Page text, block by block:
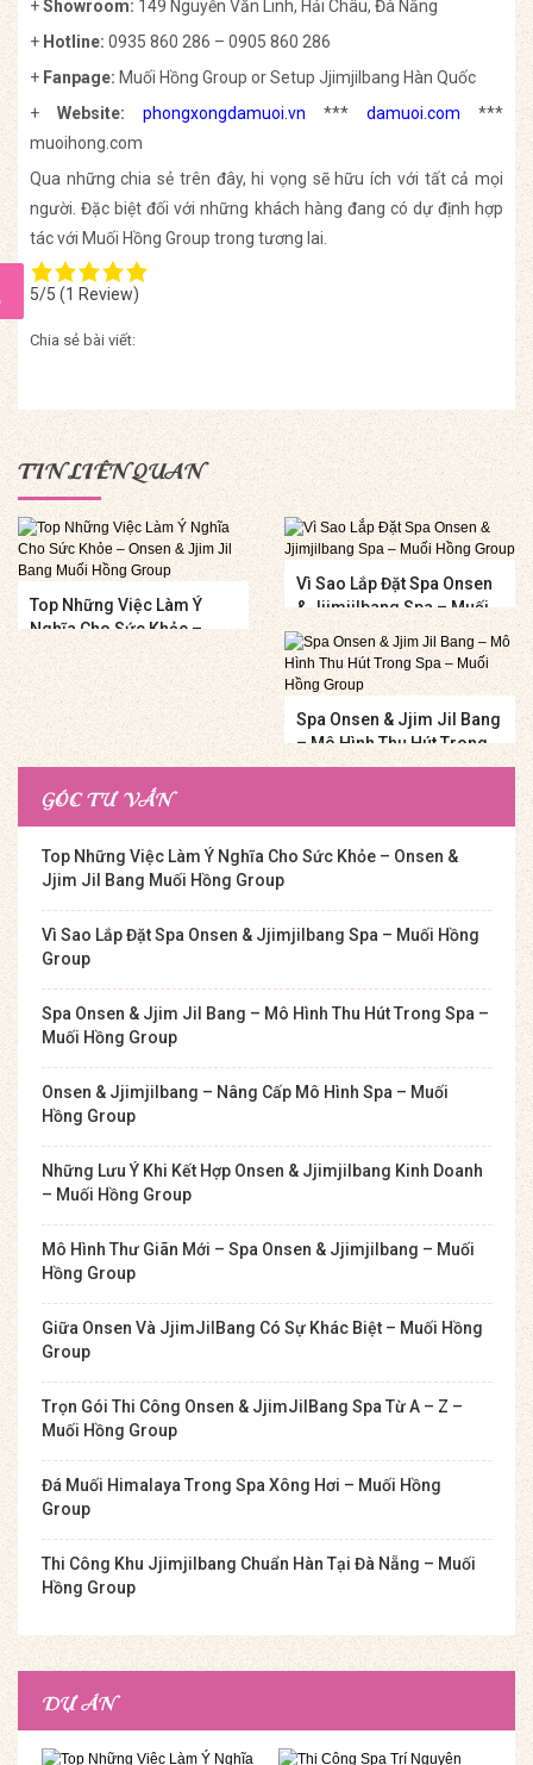
+Showroom: 149 Nguyễn Văn Linh, Hải Châu, Đà Nẵng
+ Hotline: 0935 860 286 – 0905 860 286
+ Fanpage: Muối Hồng Group or Setup Jjimjilbang Hàn Quốc
+ Website: phongxongdamuoi.vn *** damuoi.com ***
muoihong.com
Qua những chia sẻ trên đây, hi vọng sẽ hữu ích với tất cả mọi
người. Đặc biệt đối với những khách hàng đang có dự định hợp
tác với Muối Hồng Group trong tương lai.
5/5 (1 Review)
Chia sẻ bài viết:
TIN LIÊN QUAN
Top Những Việc Làm Ý
Nghĩa Cho Sức Khỏe –
Onsen & Jjim Jil Bang
Muối Hồng Group
Vì Sao Lắp Đặt Spa Onsen
& Jjimjilbang Spa – Muối
Hồng Group
Spa Onsen & Jjim Jil Bang
– Mô Hình Thu Hút Trong
Spa – Muối Hồng Group
GÓC TƯ VẤN
Top Những Việc Làm Ý Nghĩa Cho Sức Khỏe – Onsen &
Jjim Jil Bang Muối Hồng Group
Vì Sao Lắp Đặt Spa Onsen & Jjimjilbang Spa – Muối Hồng
Group
Spa Onsen & Jjim Jil Bang – Mô Hình Thu Hút Trong Spa –
Muối Hồng Group
Onsen & Jjimjilbang – Nâng Cấp Mô Hình Spa – Muối
Hồng Group
Những Lưu Ý Khi Kết Hợp Onsen & Jjimjilbang Kinh Doanh
– Muối Hồng Group
Mô Hình Thư Giãn Mới – Spa Onsen & Jjimjilbang – Muối
Hồng Group
Giữa Onsen Và JjimJilBang Có Sự Khác Biệt – Muối Hồng
Group
Trọn Gói Thi Công Onsen & JjimJilBang Spa Từ A – Z –
Muối Hồng Group
Đá Muối Himalaya Trong Spa Xông Hơi – Muối Hồng
Group
Thi Công Khu Jjimjilbang Chuẩn Hàn Tại Đà Nẵng – Muối
Hồng Group
DỰ ÁN